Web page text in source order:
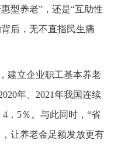
型养老”，还是“互助性
后，无不直指民生痛
建立企业职工基本养老
年、2021年我国连续
．5％。与此同时，“省
让养老金足额发放更有